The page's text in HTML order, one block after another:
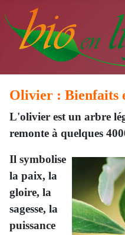
Olivier : Bienfaits
L'olivier est un arbre
remonte à quelques
Il symbolise
la paix, la
gloire, la
sagesse, la
puissance